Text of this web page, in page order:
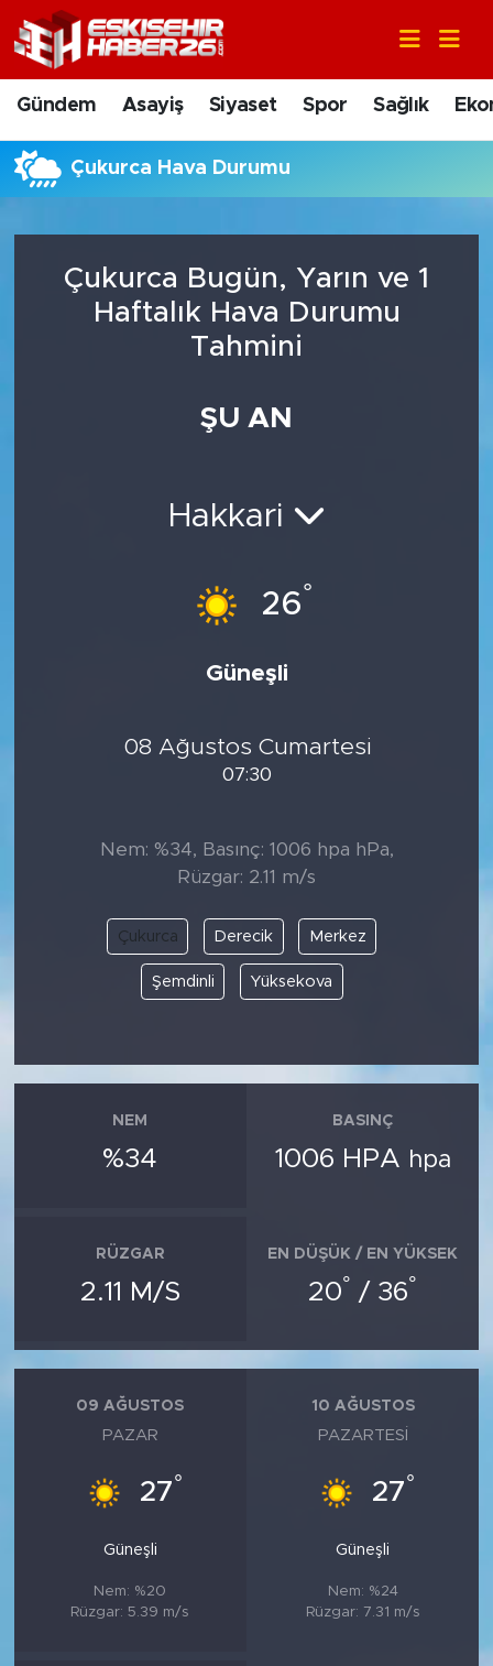
Gündem Asayiş Siyaset Spor Sağlık
Çukurca Hava Durumu
Çukurca Bugün, Yarın ve 1
Haftalık Hava Durumu
Tahmini
ŞU AN
Hakkari
26°
Güneşli
08 Ağustos Cumartesi
07:30
Nem: %34, Basınç: 1006 hpa hPa,
Rüzgar: 2.11 m/s
Çukurca Derecik Merkez
Şemdinli Yüksekova
NEM
%34
BASINÇ
1006 HPA hpa
RÜZGAR
2.11 M/S
EN DÜŞÜK / EN YÜKSEK
20° / 36°
09 AĞUSTOS
PAZAR
27°
Güneşli
Nem: %20
Rüzgar: 5.39 m/s
10 AĞUSTOS
PAZARTESI
27°
Güneşli
Nem: %24
Rüzgar: 7.31 m/s
Gündem
Asayiş
Siyaset
Sağlık
Sektör
Nöbetçi Eczaneler
Hava Durumu
Trafik Durumu
Tüm Manşetler